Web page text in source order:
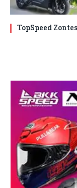
TopSpeed